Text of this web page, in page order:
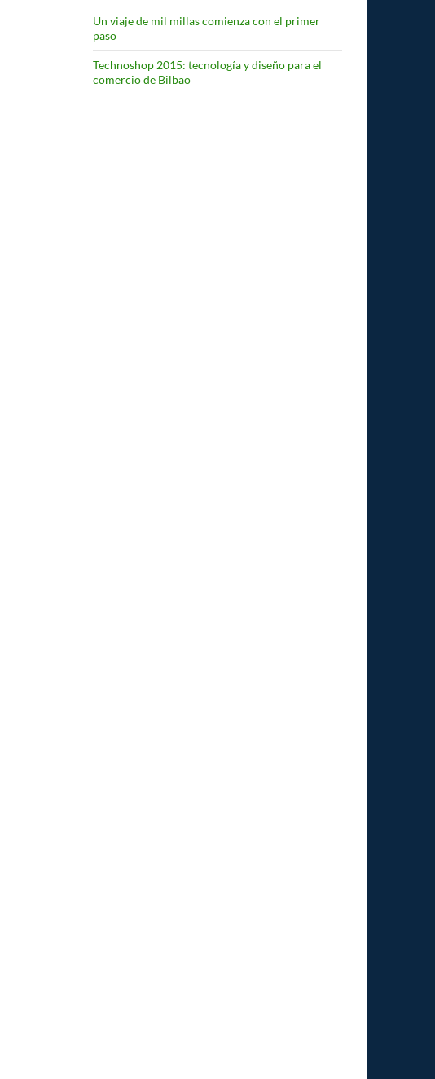
Un viaje de mil millas comienza con el primer
paso
Technoshop 2015: tecnología y diseño para el
comercio de Bilbao